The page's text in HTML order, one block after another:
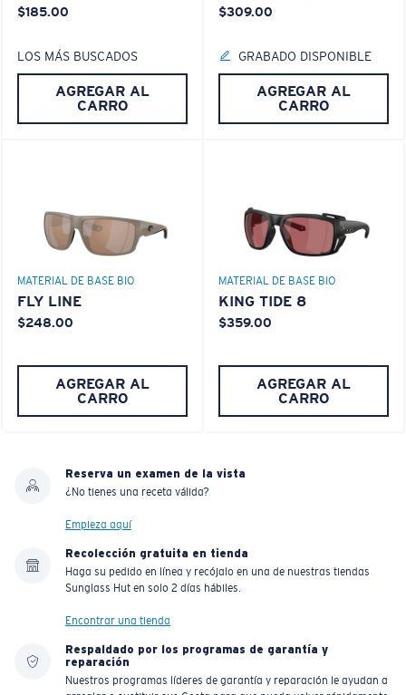
$185.00
LOS MÁS BUSCADOS
AGREGAR AL
CARRO
$309.00
GRABADO DISPONIBLE
AGREGAR AL
CARRO
MATERIAL DE BASE BIO
FLY LINE
$248.00
AGREGAR AL
CARRO
MATERIAL DE BASE BIO
KING TIDE 8
$359.00
AGREGAR AL
CARRO
Reserva un examen de la vista
¿No tienes una receta válida?
Empieza aquí
Recolección gratuita en tienda
Haga su pedido en línea y recójalo en una de nuestras tiendas
Sunglass Hut en solo 2 días hábiles.
Encontrar una tienda
Respaldado por los programas de garantía y
reparación
Nuestros programas líderes de garantía y reparación le ayudan a